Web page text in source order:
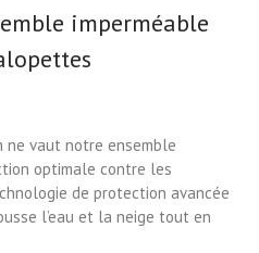
imperméable
ne vaut notre ensemble
optimale contre les
de protection avancée
l’eau et la neige tout en